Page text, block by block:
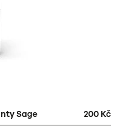
Sage 200 Kč